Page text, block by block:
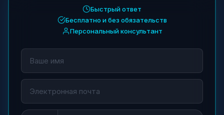
Быстрый ответ
Бесплатно и без обязательств
Персональный консультант